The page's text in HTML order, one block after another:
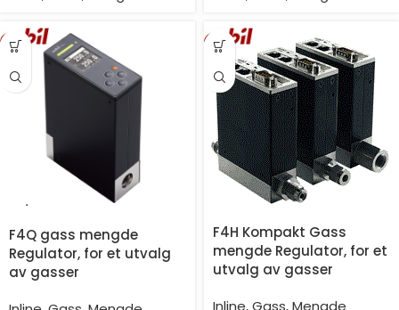
F4Q gass mengde
Regulator, for et utvalg
av gasser
F4H Kompakt Gass
mengde Regulator, for et
utvalg av gasser
Inline,Gass,Mengde